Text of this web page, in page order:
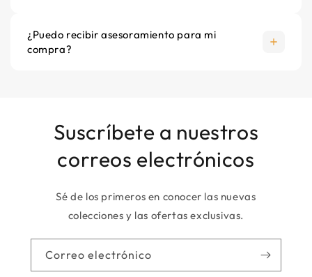
¿Puedo recibir asesoramiento para mi
compra?
Suscríbete a nuestros
correos electrónicos
Sé de los primeros en conocer las nuevas
colecciones y las ofertas exclusivas.
Correo electrónico